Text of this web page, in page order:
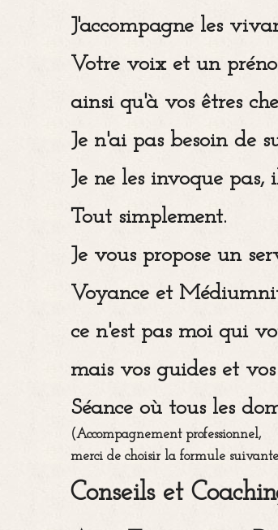
J'accompagne les
Votre voix et un
ainsi qu'à vos êtres
Je n'ai pas besoin de
Je ne les invoque
Tout simplement.
Je vous propose un
Voyance et
ce n'est pas moi qui
mais vos guides et
Séance où tous les
(Accompagnement professionnel,
merci de choisir la formule
Conseils et